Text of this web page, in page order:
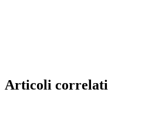
Articoli correlati